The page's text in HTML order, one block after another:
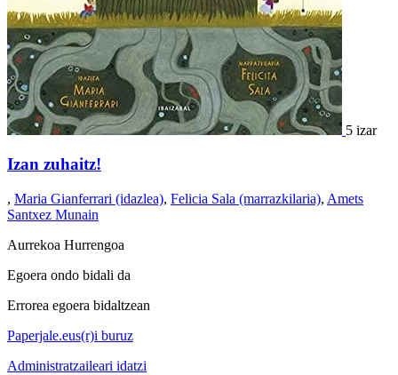
5 izar
Izan zuhaitz!
, Maria Gianferrari (idazlea), Felicia Sala (marrazkilaria), Amets
Santxez Munain
Aurrekoa Hurrengoa
Egoera ondo bidali da
Errorea egoera bidaltzean
Paperjale.eus(r)i buruz
Administratzaileari idatzi